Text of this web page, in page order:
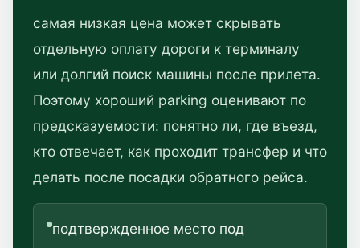
самая низкая цена может скрывать
отдельную оплату дороги к терминалу
или долгий поиск машины после прилета.
Поэтому хороший parking оценивают по
предсказуемости: понятно ли, где въезд,
кто отвечает, как проходит трансфер и что
делать после посадки обратного рейса.
подтвержденное место под